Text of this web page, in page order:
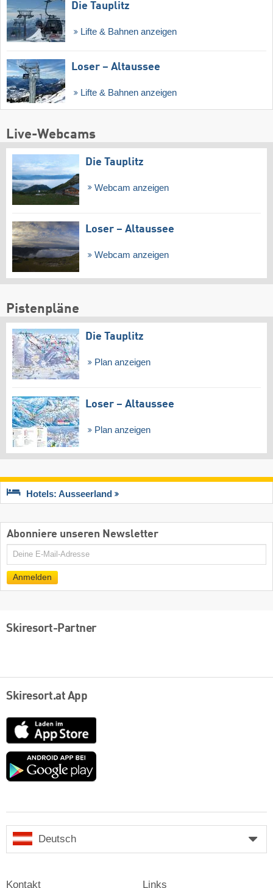
Die Tauplitz
Lifte & Bahnen anzeigen
Loser – Altaussee
Lifte & Bahnen anzeigen
Live-Webcams
Die Tauplitz
Webcam anzeigen
Loser – Altaussee
Webcam anzeigen
Pistenpläne
Die Tauplitz
Plan anzeigen
Loser – Altaussee
Plan anzeigen
Hotels: Ausseerland
Abonniere unseren Newsletter
E-
Mail
Anmelden
Skiresort-Partner
Skiresort.at App
App
Store
Google
Deutsch
Kontakt Links